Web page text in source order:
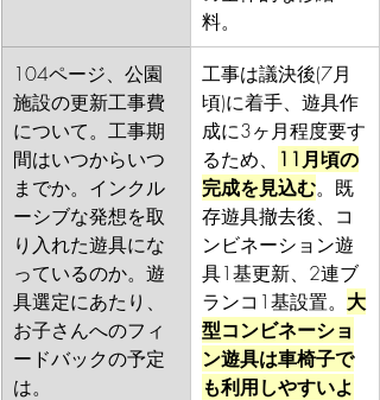
料。
104ページ、公園
施設の更新工事費
について。工事期
間はいつからいつ
までか。インクル
ーシブな発想を取
り入れた遊具にな
っているのか。遊
具選定にあたり、
お子さんへのフィ
ードバックの予定
は。
工事は議決後(7月
頃)に着手、遊具作
成に3ヶ月程度要す
るため、
11月頃の
完成を見込む。既
存遊具撤去後、コ
ンビネーション遊
具1基更新、2連ブ
ランコ1基設置。 大
型コンビネーショ
ン遊具は車椅子で
も利用しやすいよ